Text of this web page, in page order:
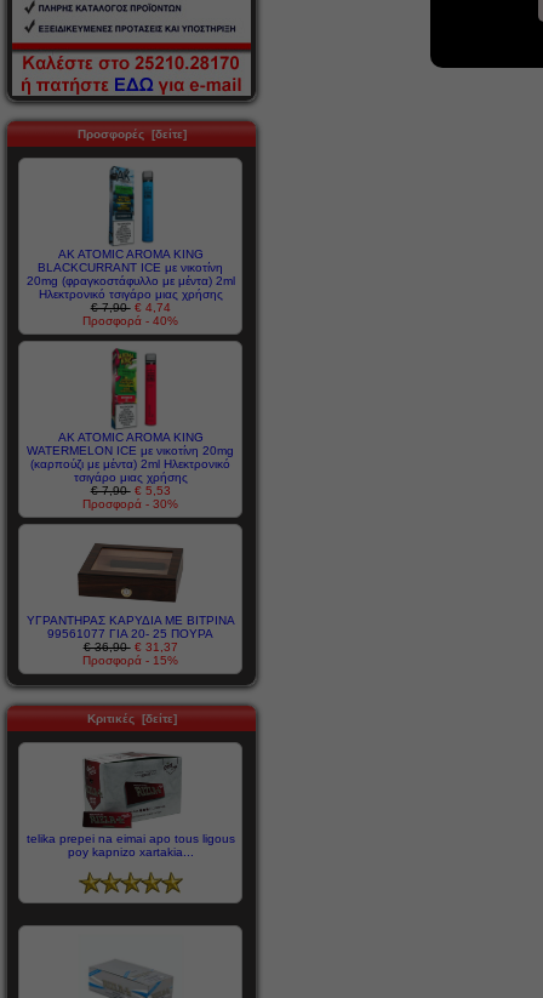
Προσφορές [δείτε]
AK ATOMIC AROMA KING
BLACKCURRANT ICE με νικοτίνη
20mg (φραγκοστάφυλλο με μέντα) 2ml
Ηλεκτρονικό τσιγάρο μιας χρήσης
€ 7,90 € 4,74
Προσφορά - 40%
AK ATOMIC AROMA KING
WATERMELON ICE με νικοτίνη 20mg
(καρπούζι με μέντα) 2ml Ηλεκτρονικό
τσιγάρο μιας χρήσης
€ 7,90 € 5,53
Προσφορά - 30%
ΥΓΡΑΝΤΗΡΑΣ ΚΑΡΥΔΙΑ ΜΕ ΒΙΤΡΙΝΑ
99561077 ΓΙΑ 20- 25 ΠΟΥΡΑ
€ 36,90 € 31,37
Προσφορά - 15%
Κριτικές [δείτε]
telika prepei na eimai apo tous ligous
poy kapnizo xartakia...